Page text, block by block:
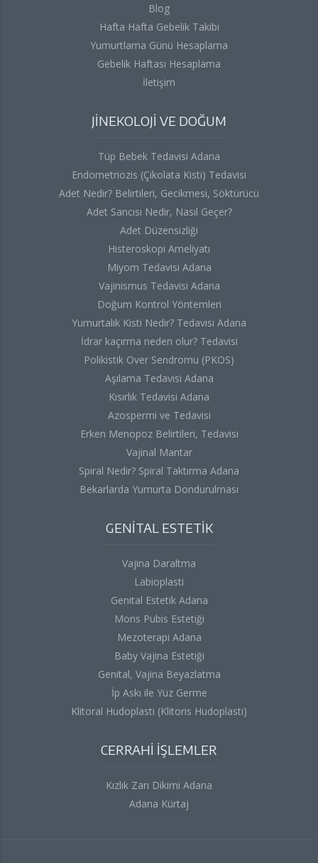
Blog
Hafta Hafta Gebelik Takibi
Yumurtlama Günü Hesaplama
Gebelik Haftası Hesaplama
İletişim
JİNEKOLOJİ VE DOĞUM
Tüp Bebek Tedavisi Adana
Endometriozis (Çikolata Kisti) Tedavisi
Adet Nedir? Belirtileri, Gecikmesi, Söktürücü
Adet Sancısı Nedir, Nasıl Geçer?
Adet Düzensizliği
Histeroskopi Ameliyatı
Miyom Tedavisi Adana
Vajinismus Tedavisi Adana
Doğum Kontrol Yöntemleri
Yumurtalık Kisti Nedir? Tedavisi Adana
İdrar kaçırma neden olur? Tedavisi
Polikistik Over Sendromu (PKOS)
Aşılama Tedavisi Adana
Kısırlık Tedavisi Adana
Azospermi ve Tedavisi
Erken Menopoz Belirtileri, Tedavisi
Vajinal Mantar
Spiral Nedir? Spiral Taktırma Adana
Bekarlarda Yumurta Dondurulması
GENİTAL ESTETİK
Vajina Daraltma
Labioplasti
Genital Estetik Adana
Mons Pubis Estetiği
Mezoterapi Adana
Baby Vajina Estetiği
Genital, Vajina Beyazlatma
İp Askı ile Yüz Germe
Klitoral Hudoplasti (Klitoris Hudoplasti)
CERRAHİ İŞLEMLER
Kızlık Zarı Dikimi Adana
Adana Kürtaj